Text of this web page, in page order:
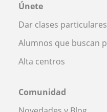
Únete
Dar clases particulares
Alumnos que buscan
Alta centros
Comunidad